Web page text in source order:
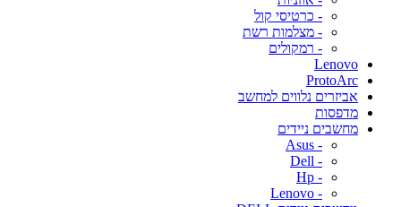
- כרטיסי קול
- מצלמות רשת
- רמקולים
Lenovo
ProtoArc
אביזרים נלווים למחשב
מדפסות
מחשבים ניידים
- Asus
- Dell
- Hp
- Lenovo